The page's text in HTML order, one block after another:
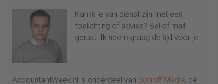
Kan ik je van dienst zijn met een
toelichting of advies? Bel of mail
gerust. Ik neem graag de tijd voor je.
AccountantWeek.nl is onderdeel van Sijthoff Media, dé